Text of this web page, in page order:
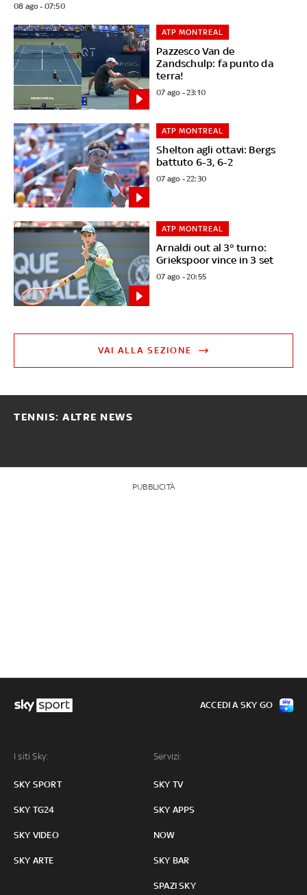
08 ago - 07:50
Pazzesco Van de
Zandschulp: fa punto da
terra!
ATP MONTREAL
07 ago - 23:10
Shelton agli ottavi: Bergs
battuto 6-3, 6-2
ATP MONTREAL
07 ago - 22:30
Arnaldi out al 3° turno:
Griekspoor vince in 3 set
ATP MONTREAL
07 ago - 20:55
VAI ALLA SEZIONE
TENNIS: ALTRE NEWS
PUBBLICITÀ
I siti Sky:
SKY SPORT
SKY TG24
SKY VIDEO
SKY ARTE
Servizi:
SKY TV
SKY APPS
NOW
SKY BAR
SPAZI SKY
ACCEDI A SKY GO